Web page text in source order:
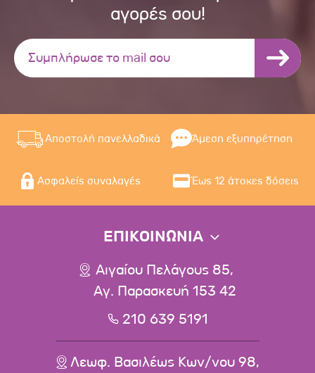
αγορές σου!
Αποστολή πανελλαδικά Άμεση εξυπηρέτηση
Ασφαλείς συναλαγές Έως 12 άτοκες δόσεις
ΕΠΙΚΟΙΝΩΝΙΑ
Αιγαίου Πελάγους 85,
Αγ. Παρασκευή 153 42
210 639 5191
Λεωφ. Βασιλέως Κων/νου 98,